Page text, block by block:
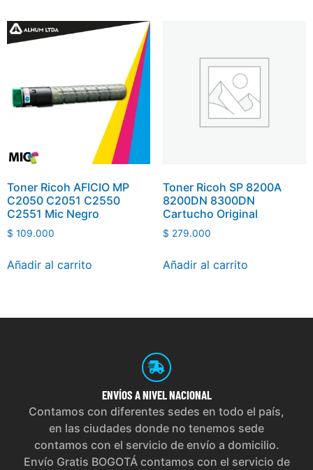
Toner Ricoh AFICIO MP
C2050 C2051 C2550
C2551 Mic Negro
$ 109.000
Añadir al carrito
Toner Ricoh SP 8200A
8200DN 8300DN
Cartucho Original
$ 279.000
Añadir al carrito
ENVÍOS A NIVEL NACIONAL
Contamos con diferentes sedes en todo el país,
en las ciudades donde no tenemos sede
contamos con el servicio de envío a domicilio.
Envío Gratis BOGOTÁ contamos con el servicio de